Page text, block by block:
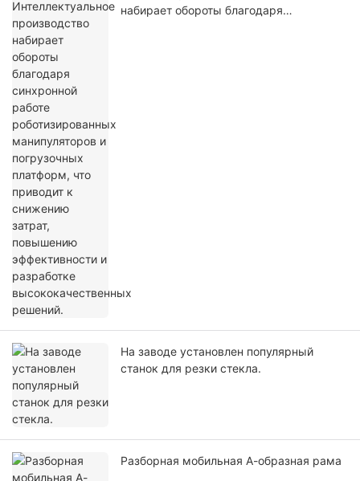
набирает обороты благодаря
На заводе установлен популярный
станок для резки стекла.
Разборная мобильная А-образная рама